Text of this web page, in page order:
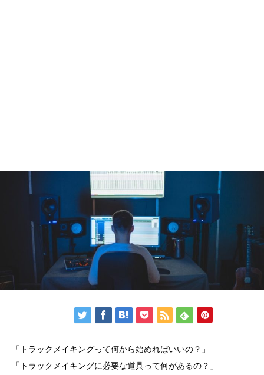
「トラックメイキングって何から始めればいいの？」
「トラックメイキングに必要な道具って何があるの？」